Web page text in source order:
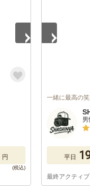
円
一緒に最高の
平日
最終アクティ